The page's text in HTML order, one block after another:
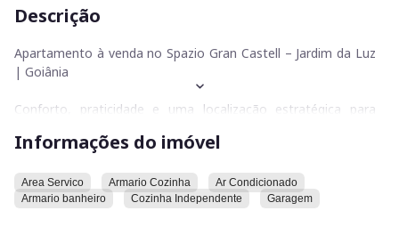
Descrição
Apartamento à venda no Spazio Gran Castell – Jardim da Luz
| Goiânia
Conforto, praticidade e uma localização estratégica para
Apartamento com 47,88 m², reformado, composto por:
02 quartos
01 banheiro com armário
Informações do imóvel
Area Servico Armario Cozinha
Ar Condicionado
Armario banheiro
Cozinha Independente Garagem